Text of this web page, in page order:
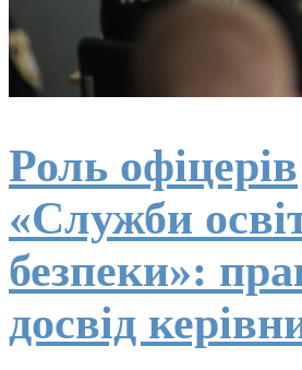
Роль офіцерів
«Служби
безпеки»:
досвід